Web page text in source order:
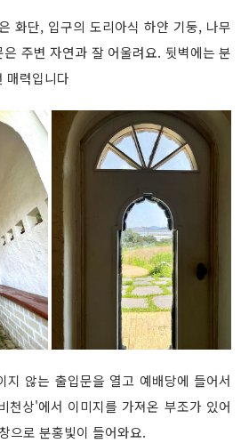
화단, 입구의 도리아식 하얀 기둥, 나무
주변 자연과 잘 어울려요. 뒷벽에는 분
매력입니다
지 않는 출입문을 열고 예배당에 들어서
천상'에서 이미지를 가져온 부조가 있어
으로 분홍빛이 들어와요.